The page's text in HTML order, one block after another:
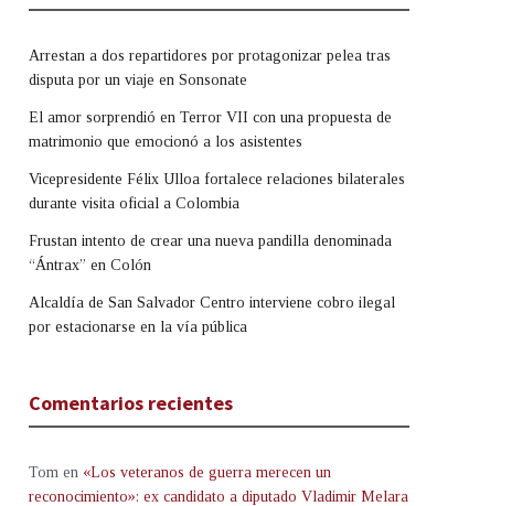
Arrestan a dos repartidores por protagonizar pelea tras
disputa por un viaje en Sonsonate
El amor sorprendió en Terror VII con una propuesta de
matrimonio que emocionó a los asistentes
Vicepresidente Félix Ulloa fortalece relaciones bilaterales
durante visita oficial a Colombia
Frustan intento de crear una nueva pandilla denominada
“Ántrax” en Colón
Alcaldía de San Salvador Centro interviene cobro ilegal
por estacionarse en la vía pública
Comentarios recientes
Tom en «Los veteranos de guerra merecen un
reconocimiento»: ex candidato a diputado Vladimir Melara